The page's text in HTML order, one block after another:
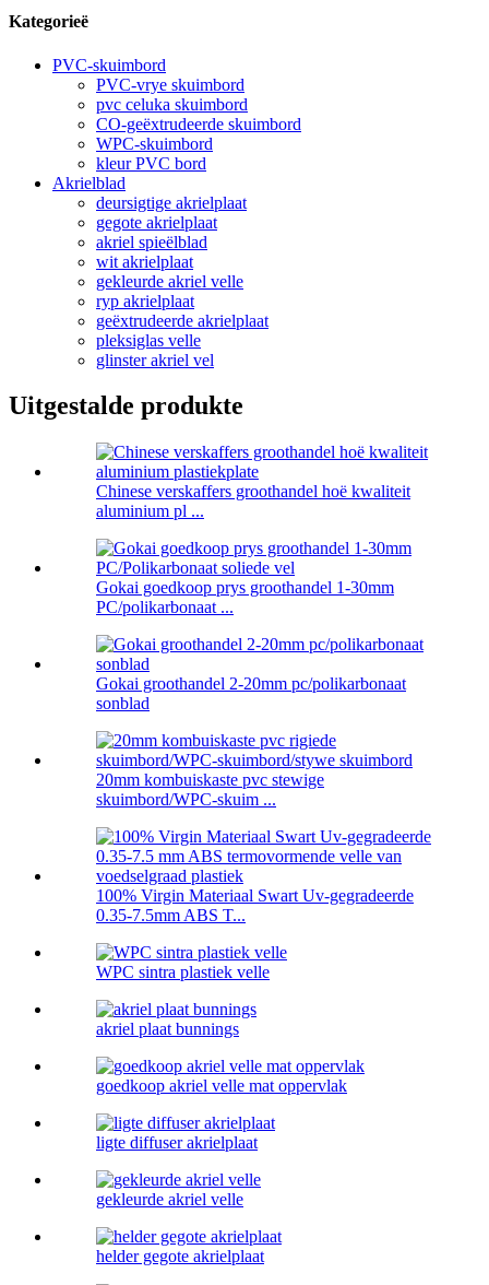
Kategorieë
PVC-skuimbord
PVC-vrye skuimbord
pvc celuka skuimbord
CO-geëxtrudeerde skuimbord
WPC-skuimbord
kleur PVC bord
Akrielblad
deursigtige akrielplaat
gegote akrielplaat
akriel spieëlblad
wit akrielplaat
gekleurde akriel velle
ryp akrielplaat
geëxtrudeerde akrielplaat
pleksiglas velle
glinster akriel vel
Uitgestalde produkte
Chinese verskaffers groothandel hoë kwaliteit
aluminium pl ...
Gokai goedkoop prys groothandel 1-30mm
PC/polikarbonaat ...
Gokai groothandel 2-20mm pc/polikarbonaat
sonblad
20mm kombuiskaste pvc stewige
skuimbord/WPC-skuim ...
100% Virgin Materiaal Swart Uv-gegradeerde
0.35-7.5mm ABS T...
WPC sintra plastiek velle
akriel plaat bunnings
goedkoop akriel velle mat oppervlak
ligte diffuser akrielplaat
gekleurde akriel velle
helder gegote akrielplaat